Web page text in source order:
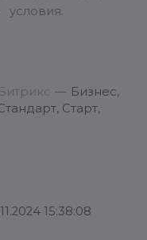
минимальным
1С-Битрикс.
условия.
наличия модуля
только на
Битрикс
модуль
Битрикса
учитывая
мы
— Бизнес,
Старт,
15:38:08